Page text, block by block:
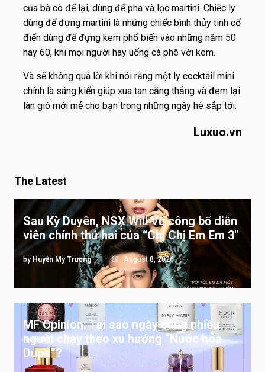
của bà cô để lại, dùng để pha và lọc martini. Chiếc ly
dùng để đựng martini là những chiếc bình thủy tinh cổ
điển dùng để đựng kem phổ biến vào những năm 50
hay 60, khi mọi người hay uống cà phê với kem.
Và sẽ không quá lời khi nói rằng một ly cocktail mini
chính là sáng kiến giúp xua tan căng thẳng và đem lại
làn gió mới mẻ cho bạn trong những ngày hè sắp tới.
Luxuo.vn
The Latest
Sau Kỳ Duyên, NSX Will Vũ công bố diễn
viên chính thứ hai của “Chị Chị Em Em 3″
by Huyền My Trương August 8, 2026
MF Opinion: Tại sao ngày càng nhiều
người chạy theo xu hướng “Nước hoa
Dupe”?